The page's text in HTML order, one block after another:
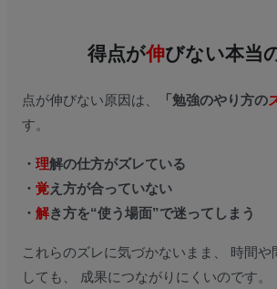
得点が伸びない本当
点が伸びない原因は、 「勉強のやり方の
す。
・ 理解の仕方がズレている
・ 覚え方が合っていない
・ 解き方を“使う場面”で迷ってしまう
これらのズレに気づかないまま、 時間や
しても、 成果につながりにくいのです。